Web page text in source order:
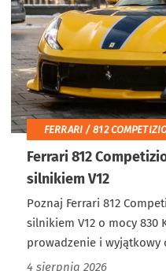
FERRARI / 812
Ferrari 812
silnikiem V12
Poznaj Ferrari 812
silnikiem V12 o mocy 830
prowadzenie i wyjątkowy
4 sierpnia 2026